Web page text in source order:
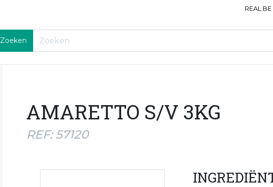
REAL.BE
Zoeken
AMARETTO S/V 3KG
REF: 57120